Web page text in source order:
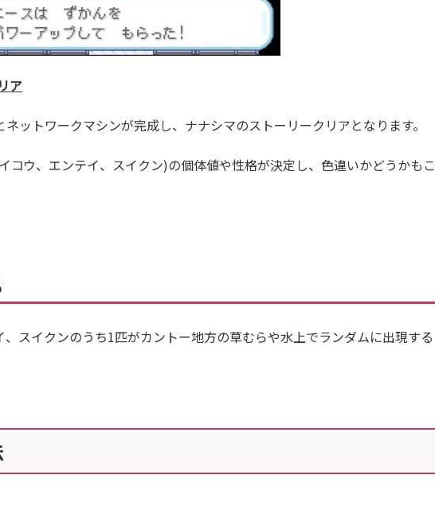
ア
ットワークマシンが完成し、ナナシマのストーリークリアとなります。
コウ、エンテイ、スイクン)の個体値や性格が決定し、色違いかどうかもこ
スイクンのうち1匹がカントー地方の草むらや水上でランダムに出現する